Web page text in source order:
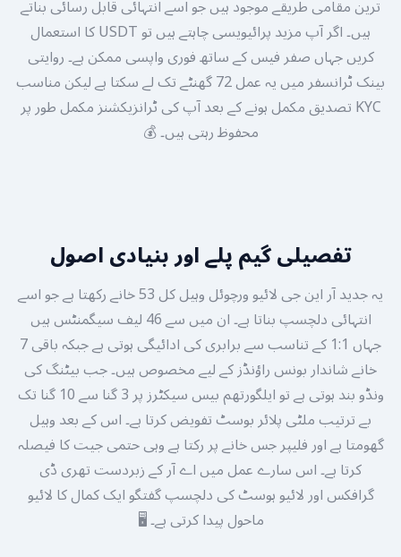
ترین مقامی طریقے موجود ہیں جو اسے انتہائی قابل رسائی بناتے
ہیں۔ اگر آپ مزید پرائیویسی چاہتے ہیں تو USDT کا استعمال
کریں جہاں صفر فیس کے ساتھ فوری واپسی ممکن ہے۔ روایتی
بینک ٹرانسفر میں یہ عمل 72 گھنٹے تک لے سکتا ہے لیکن مناسب
KYC تصدیق مکمل ہونے کے بعد آپ کی ٹرانزیکشنز مکمل طور پر
محفوظ رہتی ہیں۔ 💰
تفصیلی گیم پلے اور بنیادی اصول
یہ جدید آر این جی لائیو ورچوئل وہیل کل 53 خانے رکھتا ہے جو اسے
انتہائی دلچسپ بناتا ہے۔ ان میں سے 46 لیف سیگمنٹس ہیں
جہاں 1:1 کے تناسب سے برابری کی ادائیگی ہوتی ہے جبکہ باقی 7
خانے شاندار بونس راؤنڈز کے لیے مخصوص ہیں۔ جب بیٹنگ کی
ونڈو بند ہوتی ہے تو ایلگورتھم بیس سیکٹرز پر 3 گنا سے 10 گنا تک
بے ترتیب ملٹی پلائر بوسٹ تفویض کرتا ہے۔ اس کے بعد وہیل
گھومتا ہے اور فلیپر جس خانے پر رکتا ہے وہی حتمی جیت کا فیصلہ
کرتا ہے۔ اس سارے عمل میں اے آر کے زبردست تھری ڈی
گرافکس اور لائیو ہوسٹ کی دلچسپ گفتگو ایک کمال کا لائیو
ماحول پیدا کرتی ہے۔ 🖥️